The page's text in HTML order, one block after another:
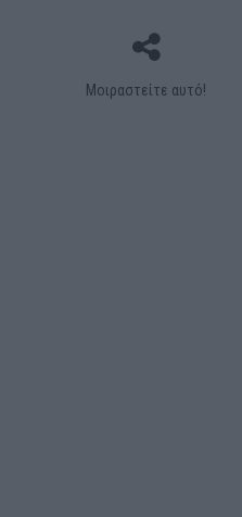
Μοιραστείτε αυτό!